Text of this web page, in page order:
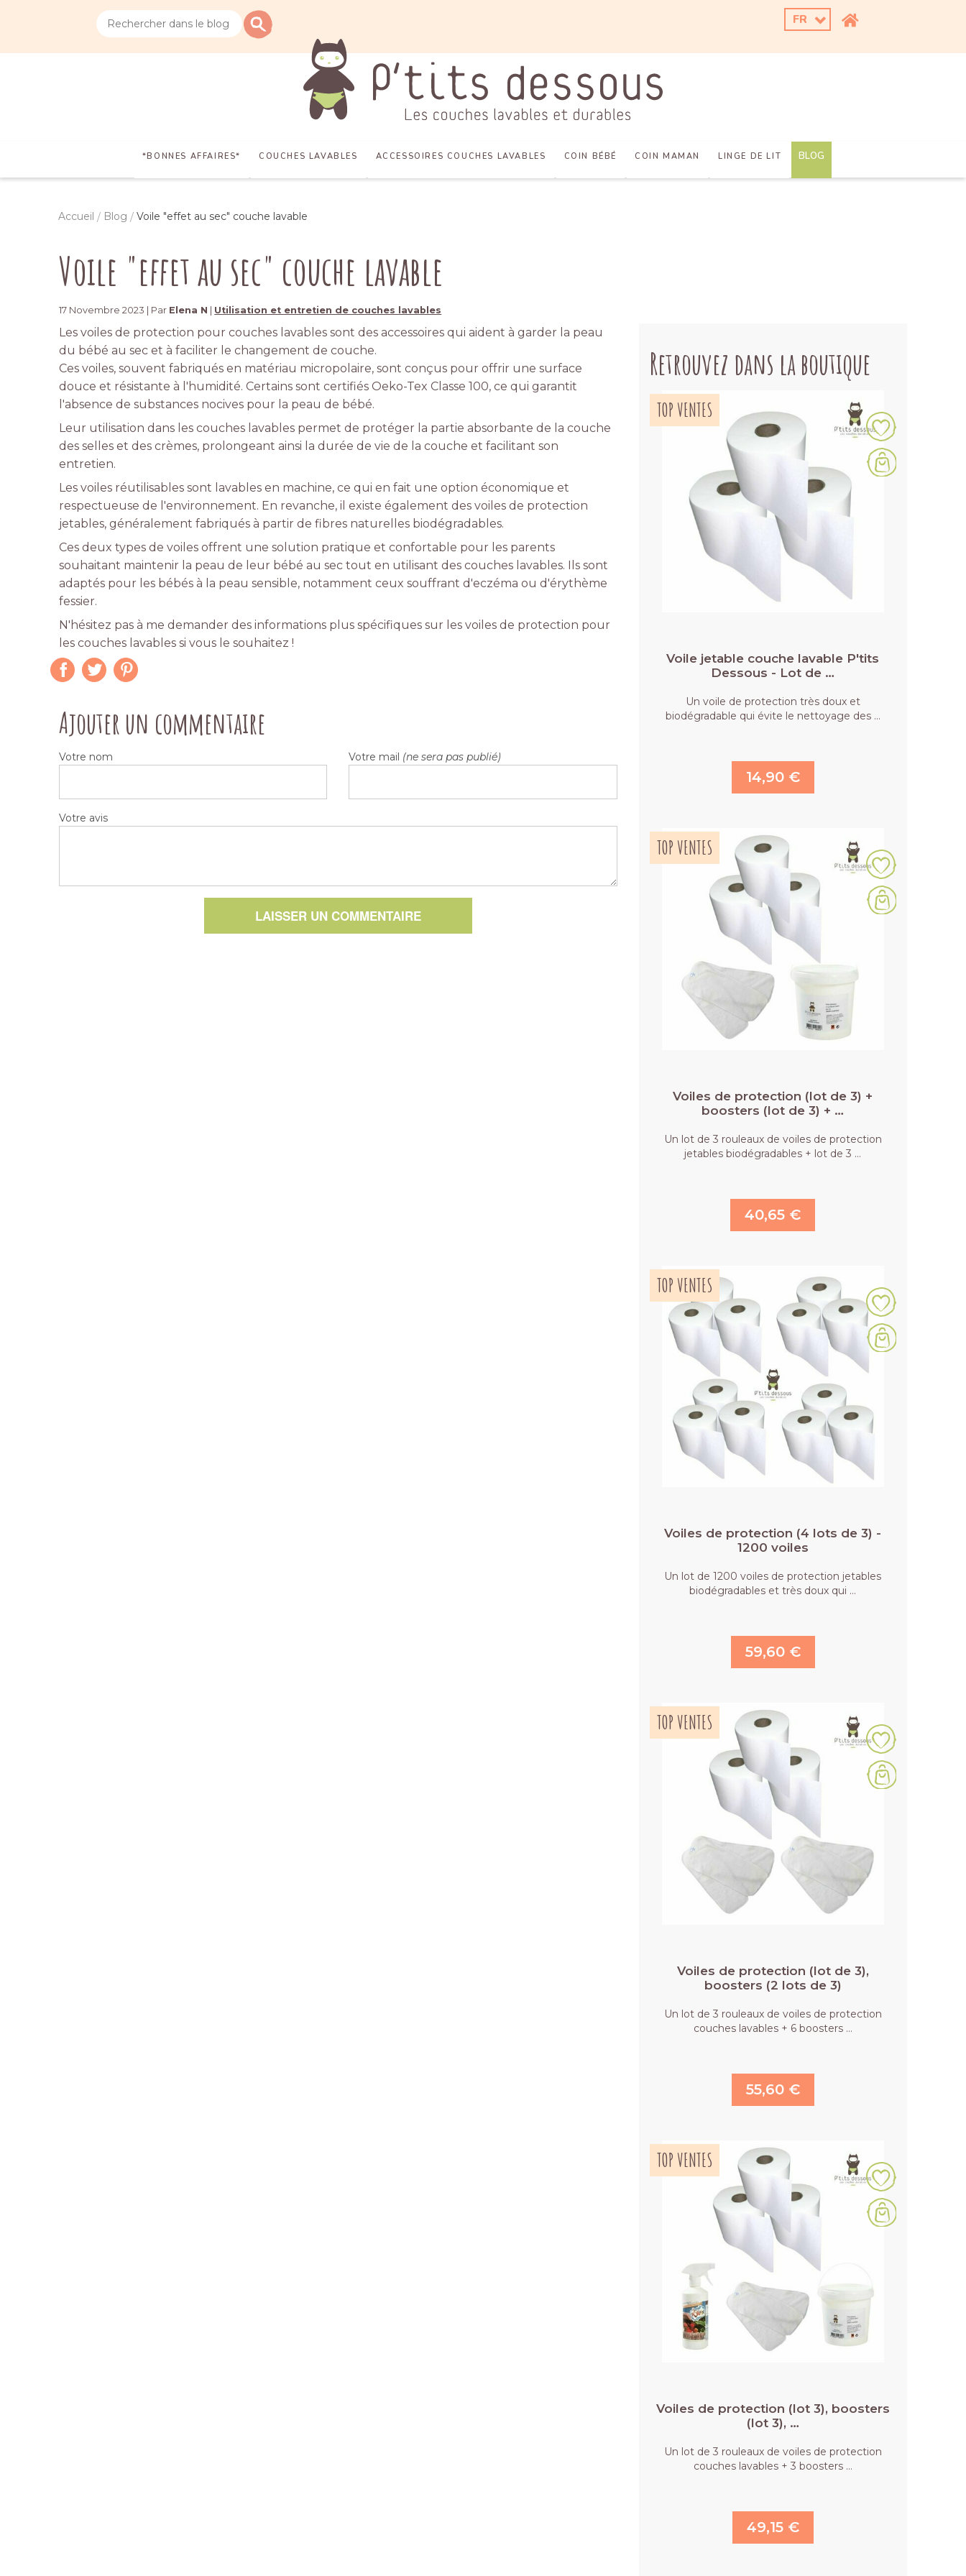
FR
*BONNES AFFAIRES* COUCHES LAVABLES ACCESSOIRES COUCHES LAVABLES COIN BÉBÉ COIN MAMAN LINGE DE LIT BLOG
Accueil Blog Voile "effet au sec" couche lavable
Voile "effet au sec" couche lavable
17 Novembre 2023 | Par Elena N Utilisation et entretien de couches lavables
Les voiles de protection pour couches lavables sont des accessoires qui aident à garder la peau
du bébé au sec et à faciliter le changement de couche.
Ces voiles, souvent fabriqués en matériau micropolaire, sont conçus pour offrir une surface
douce et résistante à l'humidité. Certains sont certifiés Oeko-Tex Classe 100, ce qui garantit
l'absence de substances nocives pour la peau de bébé.
Leur utilisation dans les couches lavables permet de protéger la partie absorbante de la couche
des selles et des crèmes, prolongeant ainsi la durée de vie de la couche et facilitant son
entretien.
Les voiles réutilisables sont lavables en machine, ce qui en fait une option économique et
respectueuse de l'environnement. En revanche, il existe également des voiles de protection
jetables, généralement fabriqués à partir de fibres naturelles biodégradables.
Ces deux types de voiles offrent une solution pratique et confortable pour les parents
souhaitant maintenir la peau de leur bébé au sec tout en utilisant des couches lavables. Ils sont
adaptés pour les bébés à la peau sensible, notamment ceux souffrant d'eczéma ou d'érythème
fessier.
N'hésitez pas à me demander des informations plus spécifiques sur les voiles de protection pour
les couches lavables si vous le souhaitez !
Ajouter un commentaire
Votre nom Votre mail (ne sera pas publié)
Votre avis
LAISSER UN COMMENTAIRE
Retrouvez dans la boutique
TOP VENTES
Voile jetable couche lavable P'tits
Dessous - Lot de …
Un voile de protection très doux et
biodégradable qui évite le nettoyage des …
14,90 €
TOP VENTES
Voiles de protection (lot de 3) +
boosters (lot de 3) + …
Un lot de 3 rouleaux de voiles de protection
jetables biodégradables + lot de 3 …
40,65 €
TOP VENTES
Voiles de protection (4 lots de 3) -
1200 voiles
Un lot de 1200 voiles de protection jetables
biodégradables et très doux qui …
59,60 €
TOP VENTES
Voiles de protection (lot de 3),
boosters (2 lots de 3)
Un lot de 3 rouleaux de voiles de protection
couches lavables + 6 boosters …
55,60 €
TOP VENTES
Voiles de protection (lot 3), boosters
(lot 3), …
Un lot de 3 rouleaux de voiles de protection
couches lavables + 3 boosters …
49,15 €